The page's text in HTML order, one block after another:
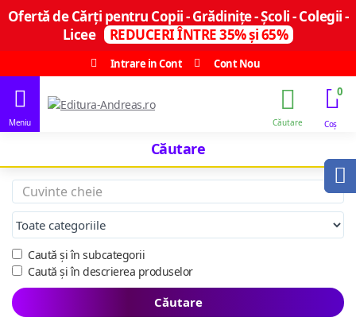
Ofertă de Cărți pentru Copii - Grădinițe - Școli - Colegii -
Licee
REDUCERI ÎNTRE 35% și 65%
Intrare in Cont
Cont Nou
0
Căutare
Caută și în subcategorii
Caută și în descrierea produselor
Căutare